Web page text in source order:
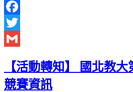
Facebook
Twitter
【活動轉知】 國北教
競賽資訊